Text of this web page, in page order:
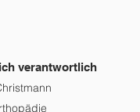
verantwortlich